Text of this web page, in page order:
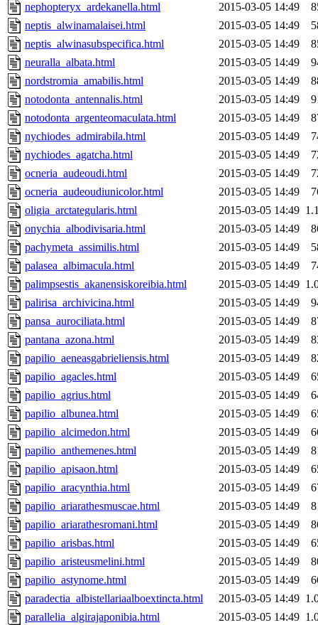
nephopteryx_ardekanella.html
2015-03-05 14:49
neptis_alwinamalaisei.html
2015-03-05 14:49
neptis_alwinasubspecifica.html
2015-03-05 14:49
neuralla_albata.html
2015-03-05 14:49
nordstromia_amabilis.html
2015-03-05 14:49
notodonta_antennalis.html
2015-03-05 14:49
notodonta_argenteomaculata.html
2015-03-05 14:49
nychiodes_admirabila.html
2015-03-05 14:49
nychiodes_agatcha.html
2015-03-05 14:49
ocneria_audeoudi.html
2015-03-05 14:49
ocneria_audeoudiunicolor.html
2015-03-05 14:49
oligia_arctategularis.html
2015-03-05 14:49
onychia_albodivisaria.html
2015-03-05 14:49
pachymeta_assimilis.html
2015-03-05 14:49
palasea_albimacula.html
2015-03-05 14:49
palimpsestis_akanensiskoreibia.html
2015-03-05 14:49
palirisa_archivicina.html
2015-03-05 14:49
pansa_aurociliata.html
2015-03-05 14:49
pantana_azona.html
2015-03-05 14:49
papilio_aeneasgabrieliensis.html
2015-03-05 14:49
papilio_agacles.html
2015-03-05 14:49
papilio_agrius.html
2015-03-05 14:49
papilio_albunea.html
2015-03-05 14:49
papilio_alcimedon.html
2015-03-05 14:49
papilio_anthemenes.html
2015-03-05 14:49
papilio_apisaon.html
2015-03-05 14:49
papilio_aracynthia.html
2015-03-05 14:49
papilio_ariarathesmuscae.html
2015-03-05 14:49
papilio_ariarathesromani.html
2015-03-05 14:49
papilio_arisbas.html
2015-03-05 14:49
papilio_aristeusmelini.html
2015-03-05 14:49
papilio_astynome.html
2015-03-05 14:49
paradectia_albistellariaalboextincta.html
2015-03-05 14:49
parallelia_algirajaponibia.html
2015-03-05 14:49